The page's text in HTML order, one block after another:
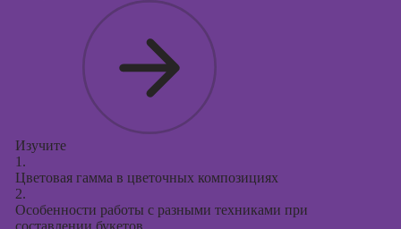
Изучите
1.
Цветовая гамма в цветочных композициях
2.
Особенности работы с разными техниками при
составлении букетов